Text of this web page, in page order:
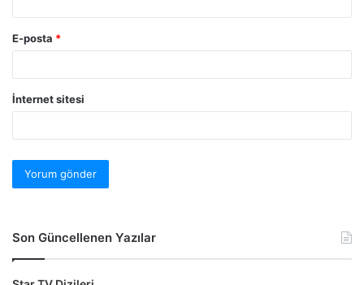
E-posta *
İnternet sitesi
Son Güncellenen Yazılar